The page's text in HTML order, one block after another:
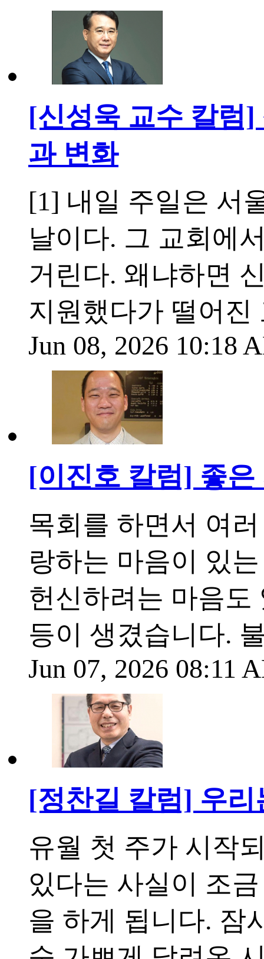
[신성욱 교수 칼럼]
과 변화
[1] 내일 주일은 서
날이다. 그 교회에
거린다. 왜냐하면
지원했다가 떨어
Jun 08, 2026 10:18
[이진호 칼럼] 좋
목회를 하면서 여
랑하는 마음이 있
헌신하려는 마음도
등이 생겼습니다.
Jun 07, 2026 08:11
[정찬길 칼럼] 우
유월 첫 주가 시작
있다는 사실이 조
을 하게 됩니다. 잠